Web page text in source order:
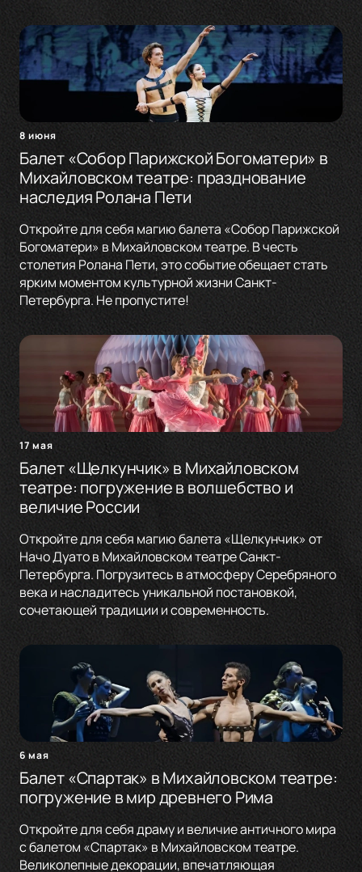
8 июня
Балет «Собор Парижской Богоматери» в
Михайловском театре: празднование
наследия Ролана Пети
Откройте для себя магию балета «Собор Парижской
Богоматери» в Михайловском театре. В честь
столетия Ролана Пети, это событие обещает стать
ярким моментом культурной жизни Санкт-
Петербурга. Не пропустите!
17 мая
Балет «Щелкунчик» в Михайловском
театре: погружение в волшебство и
величие России
Откройте для себя магию балета «Щелкунчик» от
Начо Дуато в Михайловском театре Санкт-
Петербурга. Погрузитесь в атмосферу Серебряного
века и насладитесь уникальной постановкой,
сочетающей традиции и современность.
6 мая
Балет «Спартак» в Михайловском театре:
погружение в мир древнего Рима
Откройте для себя драму и величие античного мира
с балетом «Спартак» в Михайловском театре.
Великолепные декорации, впечатляющая